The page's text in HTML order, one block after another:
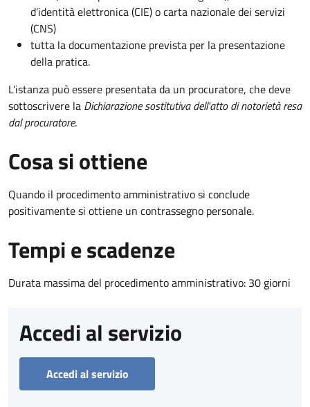
d’identità elettronica (CIE) o carta nazionale dei servizi
(CNS)
tutta la documentazione prevista per la presentazione
della pratica.
L'istanza può essere presentata da un procuratore, che deve
sottoscrivere la Dichiarazione sostitutiva dell'atto di notorietà resa
dal procuratore.
Cosa si ottiene
Quando il procedimento amministrativo si conclude
positivamente si ottiene un contrassegno personale.
Tempi e scadenze
Durata massima del procedimento amministrativo: 30 giorni
Accedi al servizio
Accedi al servizio